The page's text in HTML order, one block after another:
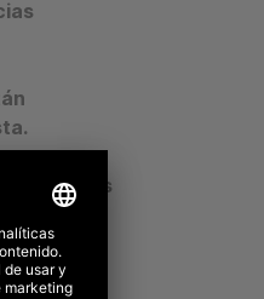
nuevas
para